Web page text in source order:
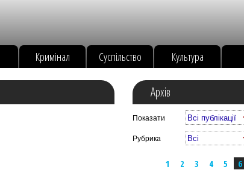
Кримінал Суспільство Культура
Архів
Показати
Рубрика
1 2 3 4 5 6